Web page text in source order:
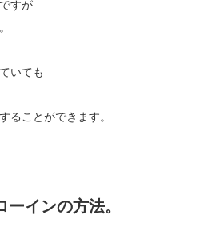
すが
いても
ることができます。
インの方法。